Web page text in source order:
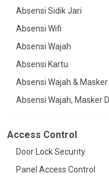
Absensi Sidik Jari
Absensi Wifi
Absensi Wajah
Absensi Kartu
Absensi Wajah & Masker
Absensi Wajah, Masker
Access Control
Door Lock Security
Panel Access Control